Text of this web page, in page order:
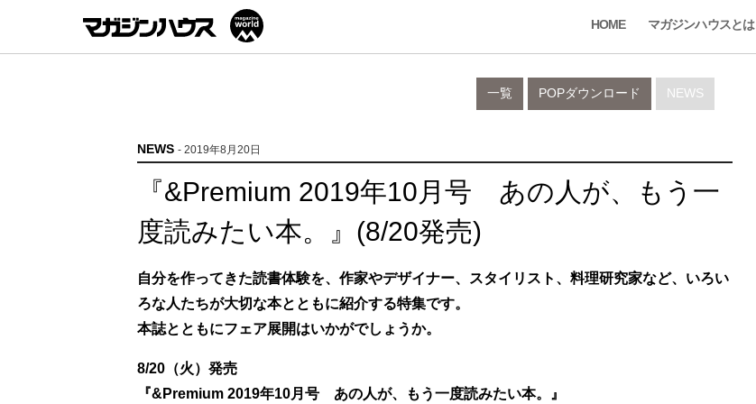
HOME マガジンハウスとは
NEWS
POPダウンロード
一覧
NEWS - 2019年8月20日
『&Premium 2019年10月号 あの人が、もう一
度読みたい本。』(8/20発売)
自分を作ってきた読書体験を、作家やデザイナー、スタイリスト、料理研究家など、いろい
ろな人たちが大切な本とともに紹介する特集です。
本誌とともにフェア展開はいかがでしょうか。
8/20（火）発売
『&Premium 2019年10月号 あの人が、もう一度読みたい本。』